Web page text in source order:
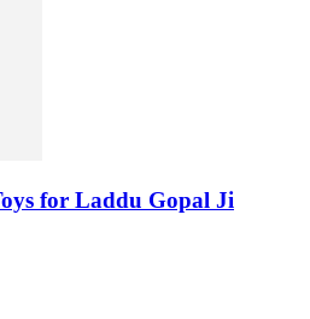
for Laddu Gopal Ji